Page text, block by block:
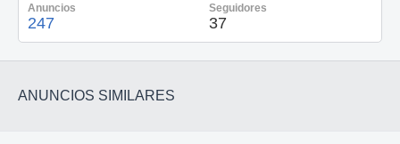
Anuncios
247
Seguidores
37
ANUNCIOS SIMILARES